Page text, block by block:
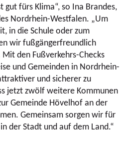
gut fürs Klima“, so Ina Brandes,
Nordrhein-Westfalen. „Um
in die Schule oder zum
wir fußgängerfreundlich
den Fußverkehrs-Checks
und Gemeinden in Nordrhein-
und sicherer zu
jetzt zwölf weitere Kommunen
Gemeinde Hövelhof an der
Gemeinsam sorgen wir für
der Stadt und auf dem Land.“